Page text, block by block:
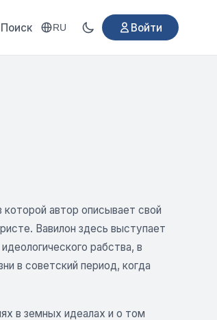
Поиск RU Войти
автор описывает свой
Вавилон здесь выступает
рабства, в
в советский период, когда
в земных идеалах и о том